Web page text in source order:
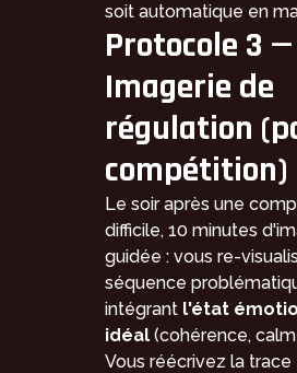
soit automatique en
Protocole 3 —
Imagerie de
régulation
compétition)
Le soir après une
difficile, 10 minutes
guidée : vous re-
séquence
intégrant l'état
idéal (cohérence,
Vous réécrivez la trace